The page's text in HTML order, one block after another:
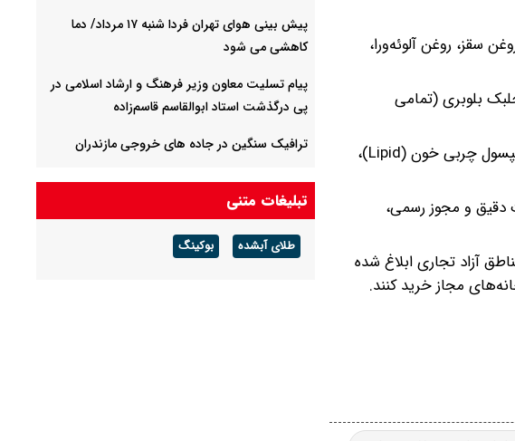
سقز، روغن آلوئه‌ورا،
بلوبری (تمامی
کپسول‌های شرکت تمپرامنت (فاقد مجوز) شامل؛ کپسول پنج انگشت (Nus)، کپسول دیابت نوع ۲ (Glamid)، کپسول چربی خون (Lipid)،
دقیق و مجوز رسمی،
آزاد تجاری ابلاغ شده
مجاز خرید کنند.
پیش بینی هوای تهران فردا شنبه ۱۷ مرداد/ دما
کاهشی می شود
پیام تسلیت معاون وزیر فرهنگ و ارشاد اسلامی در
پی درگذشت استاد ابوالقاسم قاسم‌زاده
ترافیک سنگین در جاده های خروجی مازندران
پیش بینی هواشناسی قم فردا شنبه ۱۷ مرداد/
افزایش غلظت گردوغبار تا اواخر وقت شنبه
تبلیغات متنی
طلای آبشده بوکینگ